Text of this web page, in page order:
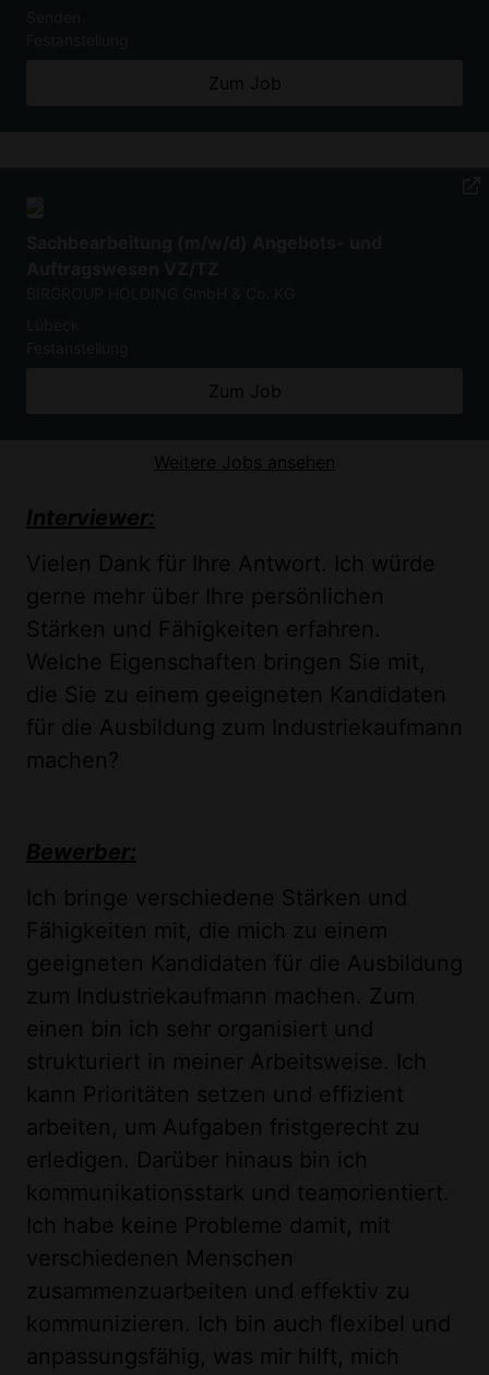
Zum Job
Zum Job
Weitere Jobs ansehen
Interviewer:
Vielen Dank für Ihre Antwort. Ich würde
gerne mehr über Ihre persönlichen
Stärken und Fähigkeiten erfahren.
Welche Eigenschaften bringen Sie mit,
die Sie zu einem geeigneten Kandidaten
für die Ausbildung zum Industriekaufmann
machen?
Bewerber:
Ich bringe verschiedene Stärken und
Fähigkeiten mit, die mich zu einem
geeigneten Kandidaten für die Ausbildung
zum Industriekaufmann machen. Zum
einen bin ich sehr organisiert und
strukturiert in meiner Arbeitsweise. Ich
kann Prioritäten setzen und effizient
arbeiten, um Aufgaben fristgerecht zu
erledigen. Darüber hinaus bin ich
kommunikationsstark und teamorientiert.
Ich habe keine Probleme damit, mit
verschiedenen Menschen
zusammenzuarbeiten und effektiv zu
kommunizieren. Ich bin auch flexibel und
anpassungsfähig, was mir hilft, mich